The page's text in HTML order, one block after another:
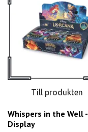
Till produkten
Whispers in the Well -
Display